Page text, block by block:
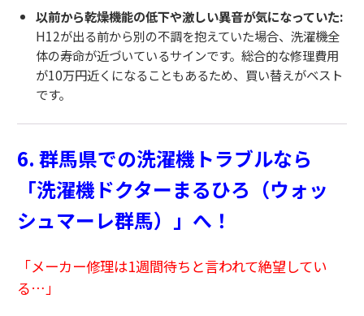
以前から乾燥機能の低下や激しい異音が気になっていた:
H12が出る前から別の不調を抱えていた場合、洗濯機全
体の寿命が近づいているサインです。総合的な修理費用
が10万円近くになることもあるため、買い替えがベスト
です。
6. 群馬県での洗濯機トラブルなら
「洗濯機ドクターまるひろ（ウォッ
シュマーレ群馬）」へ！
「メーカー修理は1週間待ちと言われて絶望してい
る…」